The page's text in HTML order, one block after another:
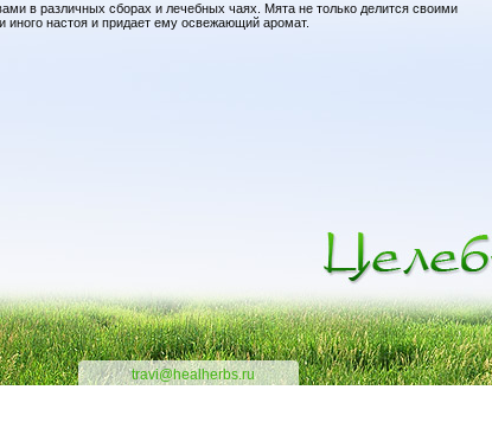
в различных сборах и лечебных чаях. Мята не только делится своими
настоя и придает ему освежающий аромат.
travi@healherbs.ru